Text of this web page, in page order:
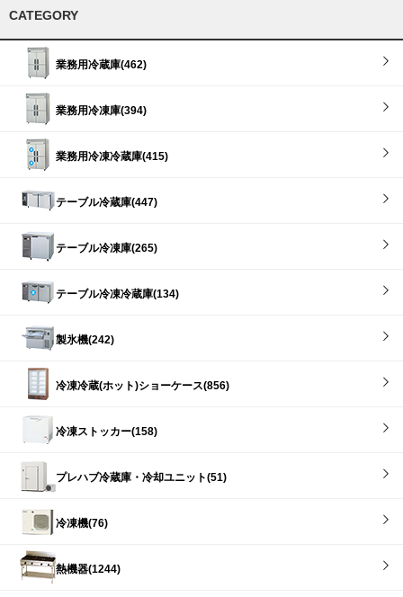
CATEGORY
業務用冷蔵庫(462)
業務用冷凍庫(394)
業務用冷凍冷蔵庫(415)
テーブル冷蔵庫(447)
テーブル冷凍庫(265)
テーブル冷凍冷蔵庫(134)
製氷機(242)
冷凍冷蔵(ホット)ショーケース(856)
冷凍ストッカー(158)
プレハブ冷蔵庫・冷却ユニット(51)
冷凍機(76)
熱機器(1244)